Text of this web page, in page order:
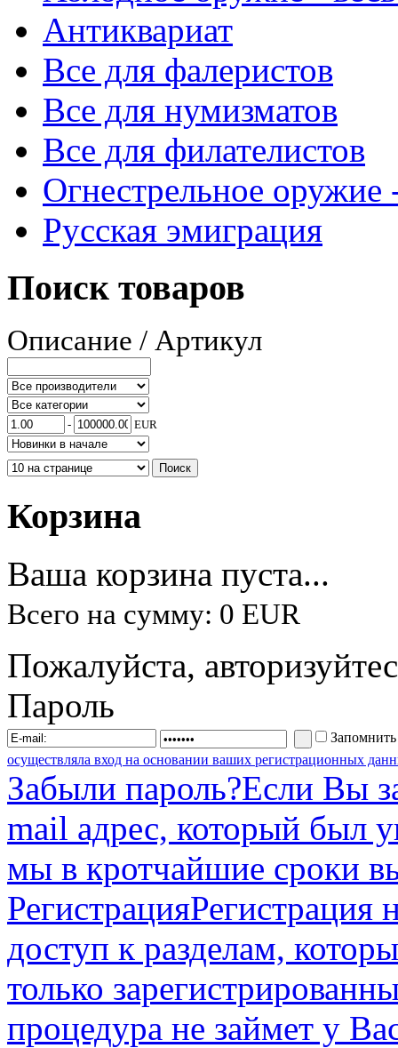
Антиквариат
Все для фалеристов
Все для нумизматов
Все для филателистов
Огнестрельное оружие
Русская эмиграция
Поиск товаров
Описание / Артикул
- EUR
Корзина
Ваша корзина пуста...
Всего на сумму: 0 EUR
Пожалуйста,
Пароль
осуществляла вход на основании ваших регистрационных
Забыли пароль?Если Вы
mail адрес, который был
мы в кротчайшие сроки
РегистрацияРегистрация
доступ к разделам,
только
процедура не займет у